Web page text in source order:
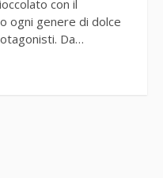
con il
ogni genere di dolce
Da…